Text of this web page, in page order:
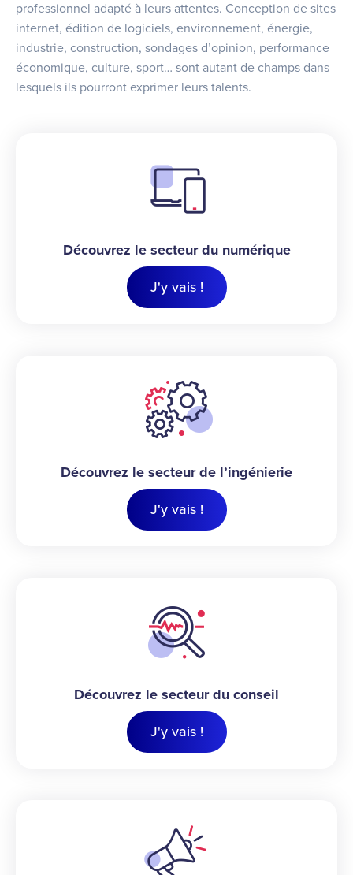
professionnel adapté à leurs attentes. Conception de sites
internet, édition de logiciels, environnement, énergie,
industrie, construction, sondages d’opinion, performance
économique, culture, sport… sont autant de champs dans
lesquels ils pourront exprimer leurs talents.
Découvrez le secteur du numérique
J'y vais !
Découvrez le secteur de l’ingénierie
J'y vais !
Découvrez le secteur du conseil
J'y vais !